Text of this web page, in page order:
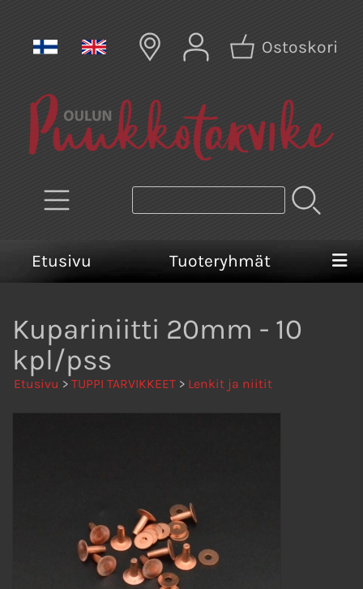
Ostoskori
Etusivu Tuoteryhmät
Kupariniitti 20mm - 10
kpl/pss
Etusivu > TUPPI TARVIKKEET > Lenkit ja niitit